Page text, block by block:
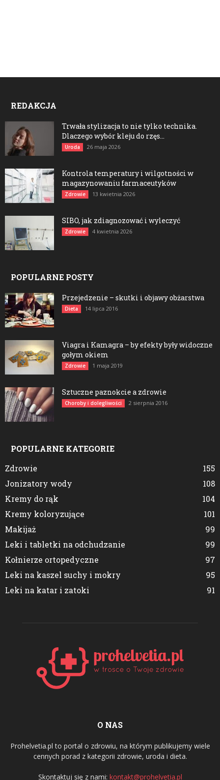
REDAKCJA
Trwała stylizacja to nie tylko technika.
Dlaczego wybór kleju do rzęs...
Uroda 26 maja 2026
Kontrola temperatury i wilgotności w
magazynowaniu farmaceutyków
Zdrowie 13 kwietnia 2026
SIBO, jak zdiagnozować i wyleczyć
Zdrowie 4 kwietnia 2026
POPULARNE POSTY
Przejedzenie – skutki i objawy obżarstwa
Dieta 14 lipca 2016
Viagra i Kamagra – by efekty były widoczne
gołym okiem
Zdrowie 1 maja 2019
Sztuczne paznokcie a zdrowie
Choroby i dolegliwości 2 sierpnia 2016
POPULARNE KATEGORIE
Zdrowie
155
Jonizatory wody
108
Kremy do rąk
104
Kremy koloryzujące
101
Makijaż
99
Leki i tabletki na odchudzanie
99
Kołnierze ortopedyczne
97
Leki na kaszel suchy i mokry
95
Leki na katar i zatoki
91
O NAS
Prohelvetia.pl to portal o zdrowiu, na którym publikujemy wiele
cennych porad z kategorii zdrowie, uroda i dieta.
Skontaktuj się z nami: kontakt@prohelvetia.pl